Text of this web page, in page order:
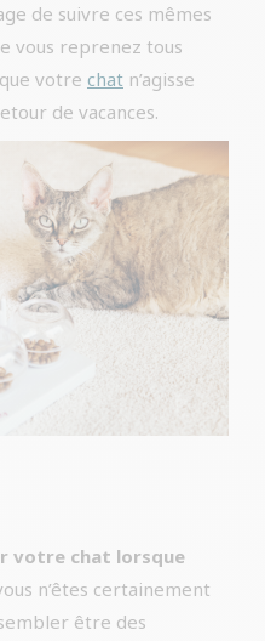
de suivre ces mêmes
vous reprenez tous
votre chat n’agisse
de vacances.
votre chat lorsque
n’êtes certainement
être des